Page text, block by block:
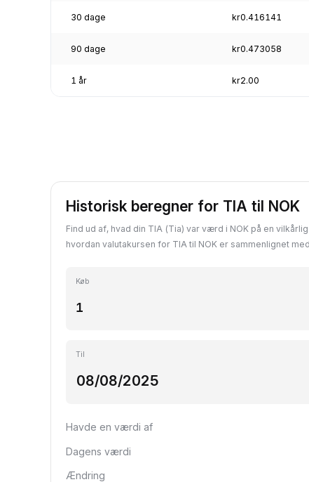
30 dage kr0.416141
90 dage kr0.473058
1 år kr2.00
Historisk beregner for TIA til NOK
Find ud af, hvad din TIA (Tia) var værd i NOK på en
hvordan valutakursen for TIA til NOK er sammenlignet
Køb
Til
Havde en værdi af
Dagens værdi
Ændring